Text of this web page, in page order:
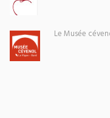
Le Musée